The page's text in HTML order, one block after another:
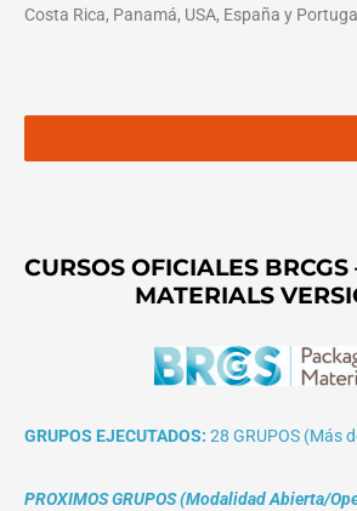
Costa Rica, Panamá, USA, España y
CURSOS OFICIALES
MATERIALS
GRUPOS EJECUTADOS: 28 GRUPOS (Más
PROXIMOS GRUPOS (Modalidad Abierta/